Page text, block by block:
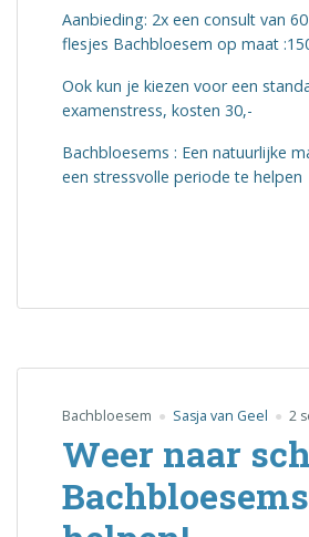
Aanbieding: 2x een consult van
flesjes Bachbloesem op maat
Ook kun je kiezen voor een
examenstress, kosten 30,-
Bachbloesems : Een natuurlijke
een stressvolle periode te helpen
Bachbloesem Sasja van Geel 2
Weer naar
Bachbloesems